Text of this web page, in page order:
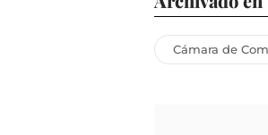
Cámara de